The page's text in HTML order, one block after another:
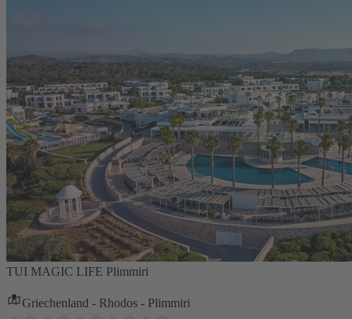
TUI MAGIC LIFE Plimmiri
Griechenland - Rhodos - Plimmiri